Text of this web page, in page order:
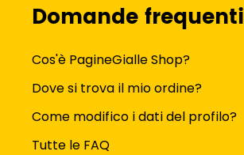
Domande frequenti
Cos'è PagineGialle Shop?
Dove si trova il mio ordine?
Come modifico i dati del profilo?
Tutte le FAQ